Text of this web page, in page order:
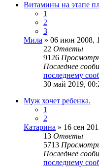
Витамины на этапе
1
2
3
Мила » 06 июн 2008,
22 Ответы
9126
Последнее
последнему
30 май 2019,
Муж хочет ребенка.
1
2
Катарина » 16 сен
13 Ответы
5713
Последнее
последнему